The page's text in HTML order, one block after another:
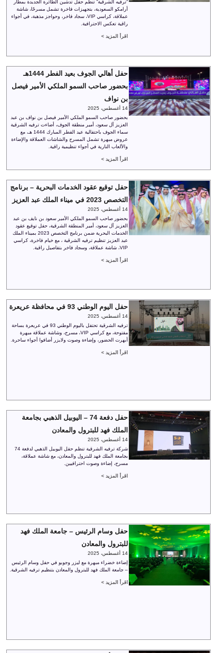
“ترفيه الشرقية” تنظم حفل تدشين الطائرة الجديدة بمطار
أرامكو السعودية، بتجهيزات فاخرة تشمل مسرحًا، شاشة
عملاقة، كراسي VIP، سجاد فاخر، وحواجز مذهبة، في أجواء
راقية تعكس الاحترافية.
اقرأ المزيد >
حفل أهالي الجوف بعيد الفطر 1444هـ
بحضور صاحب السمو الملكي الأمير فيصل
بن نواف
14 أغسطس، 2025
بحضور صاحب السمو الملكي الأمير فيصل بن نواف بن عبد
العزيز آل سعود، أمير منطقة الجوف، أضاءت ترفيه الشرقية
سماء الجوف باحتفالية عيد الفطر المبارك 1444 هـ، مع
عروض مبهرة تشمل المسرح والشاشات العملاقة والإضاءة
والألعاب النارية في أجواء تنظيمية راقية.
اقرأ المزيد >
حفل توقيع عقود الخدمات البحرية – برنامج
التخصص 2023 في ميناء الملك عبد العزيز
14 أغسطس، 2025
بحضور صاحب السمو الملكي الأمير سعود بن نايف بن عبد
العزيز آل سعود، أمير المنطقة الشرقية، حفل توقيع عقود
الخدمات البحرية ضمن برنامج التخصص 2023 بميناء الملك
عبد العزيز تنظيم ترفيه الشرقية ، مع خيام فاخرة، كراسي
VIP، شاشة عملاقة، وسجاد فاخر بتفاصيل راقية.
اقرأ المزيد >
حفل اليوم الوطني 93 في محافظة عريعرة
14 أغسطس، 2025
ترفيه الشرقية تحتفل باليوم الوطني 93 في عريعرة بساحة
مفتوحة، مع كراسي VIP، مسرح، وشاشة عملاقة مبهرة
أبهرت الحضور، وإضاءة وصوت ولايزر أضافوا أجواء ساحرة.
اقرأ المزيد >
حفل دفعة 74 – اليوبيل الذهبي بجامعة
الملك فهد للبترول والمعادن
14 أغسطس، 2025
شركة ترفيه الشرقية تنظم حفل اليوبيل الذهبي لدفعة 74
بجامعة الملك فهد للبترول والمعادن، مع شاشة عملاقة،
مسرح، إضاءة وصوت احترافيين.
اقرأ المزيد >
حفل وسام الرئيس – جامعة الملك فهد
للبترول والمعادن
14 أغسطس، 2025
إضاءة خضراء مبهرة مع ليزر وجوبو في حفل وسام الرئيس
– جامعة الملك فهد للبترول والمعادن بتنظيم ترفيه الشرقية.
اقرأ المزيد >